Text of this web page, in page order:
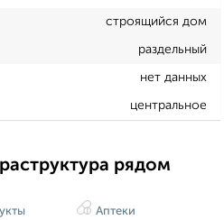
строящийся дом
раздельный
нет данных
центральное
рядом
Аптеки